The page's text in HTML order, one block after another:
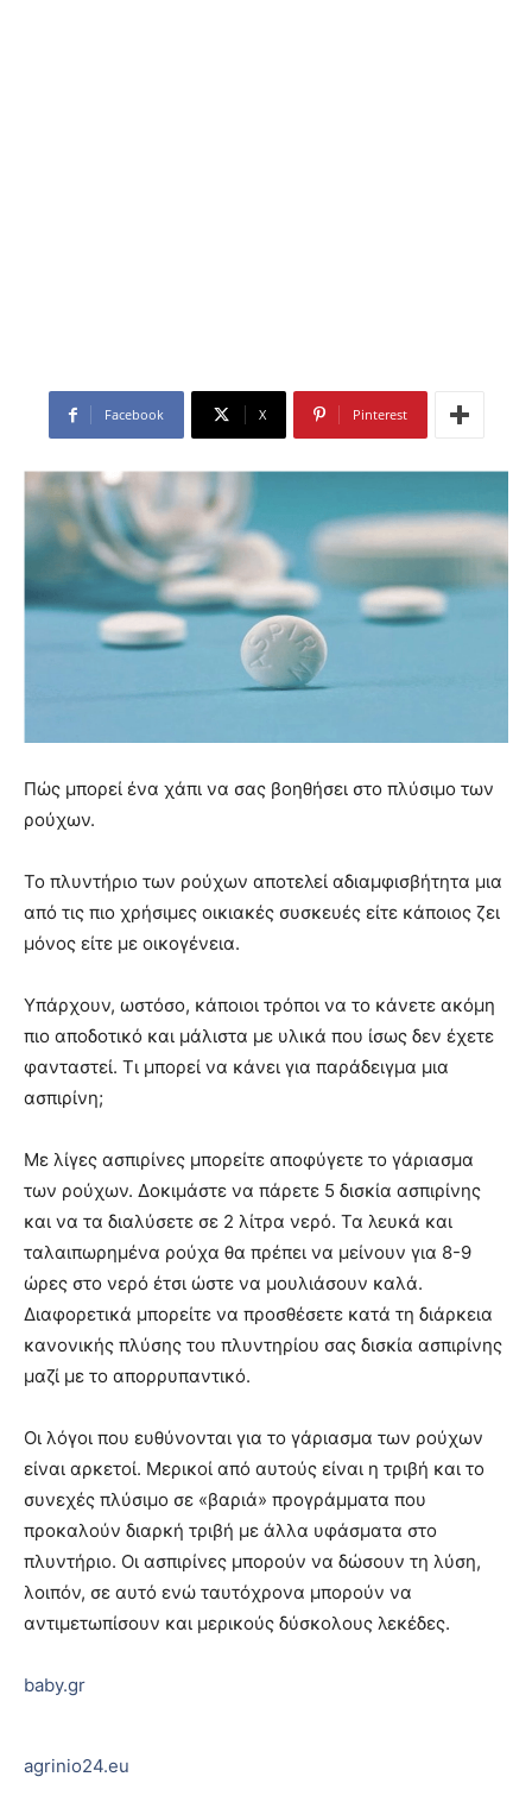
Facebook X Pinterest
Πώς μπορεί ένα χάπι να σας βοηθήσει στο πλύσιμο των
ρούχων.
Το πλυντήριο των ρούχων αποτελεί αδιαμφισβήτητα μια
από τις πιο χρήσιμες οικιακές συσκευές είτε κάποιος ζει
μόνος είτε με οικογένεια.
Υπάρχουν, ωστόσο, κάποιοι τρόποι να το κάνετε ακόμη
πιο αποδοτικό και μάλιστα με υλικά που ίσως δεν έχετε
φανταστεί. Τι μπορεί να κάνει για παράδειγμα μια
ασπιρίνη;
Με λίγες ασπιρίνες μπορείτε αποφύγετε το γάριασμα
των ρούχων. Δοκιμάστε να πάρετε 5 δισκία ασπιρίνης
και να τα διαλύσετε σε 2 λίτρα νερό. Τα λευκά και
ταλαιπωρημένα ρούχα θα πρέπει να μείνουν για 8-9
ώρες στο νερό έτσι ώστε να μουλιάσουν καλά.
Διαφορετικά μπορείτε να προσθέσετε κατά τη διάρκεια
κανονικής πλύσης του πλυντηρίου σας δισκία ασπιρίνης
μαζί με το απορρυπαντικό.
Οι λόγοι που ευθύνονται για το γάριασμα των ρούχων
είναι αρκετοί. Μερικοί από αυτούς είναι η τριβή και το
συνεχές πλύσιμο σε «βαριά» προγράμματα που
προκαλούν διαρκή τριβή με άλλα υφάσματα στο
πλυντήριο. Οι ασπιρίνες μπορούν να δώσουν τη λύση,
λοιπόν, σε αυτό ενώ ταυτόχρονα μπορούν να
αντιμετωπίσουν και μερικούς δύσκολους λεκέδες.
baby.gr
agrinio24.eu